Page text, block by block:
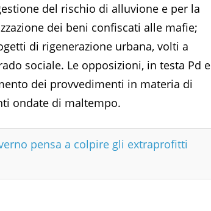
del rischio di alluvione e per la
dei beni confiscati alle mafie;
di rigenerazione urbana, volti a
sociale. Le opposizioni, in testa Pd e
dei provvedimenti in materia di
ondate di maltempo.
pensa a colpire gli extraprofitti